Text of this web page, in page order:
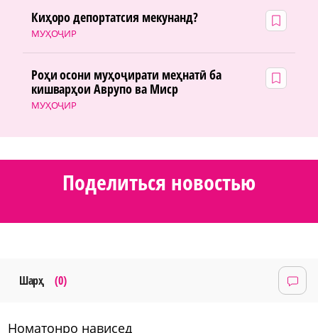
МУҲОҶИР
Киҳоро депортатсия мекунанд?
МУҲОҶИР
Роҳи осони муҳоҷирати меҳнатӣ ба
кишварҳои Аврупо ва Миср
Поделиться новостью
Шарҳ (0)
номатонро нависед